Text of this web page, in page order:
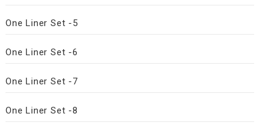
One Liner Set -5
One Liner Set -6
One Liner Set -7
One Liner Set -8